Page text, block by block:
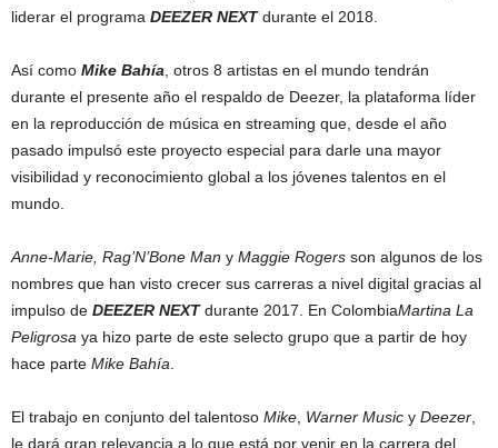
liderar el programa DEEZER NEXTdurante el 2018.
Así como Mike Bahía , otros 8 artistas en el mundo tendrán
durante el presente año el respaldo de Deezer, la plataforma líder
en la reproducción de música en streaming que, desde el año
pasado impulsó este proyecto especial para darle una mayor
visibilidad y reconocimiento global a los jóvenes talentos en el
mundo.
Anne-Marie, Rag’N’Bone Man y Maggie Rogers son algunos de los
nombres que han visto crecer sus carreras a nivel digital gracias al
impulso de DEEZER NEXTdurante 2017. En ColombiaMartina La
Peligrosa ya hizo parte de este selecto grupo que a partir de hoy
hace parte Mike Bahía
El trabajo en conjunto del talentoso Mike Warner Music y Deezer
le dará gran relevancia a lo que está por venir en la carrera del